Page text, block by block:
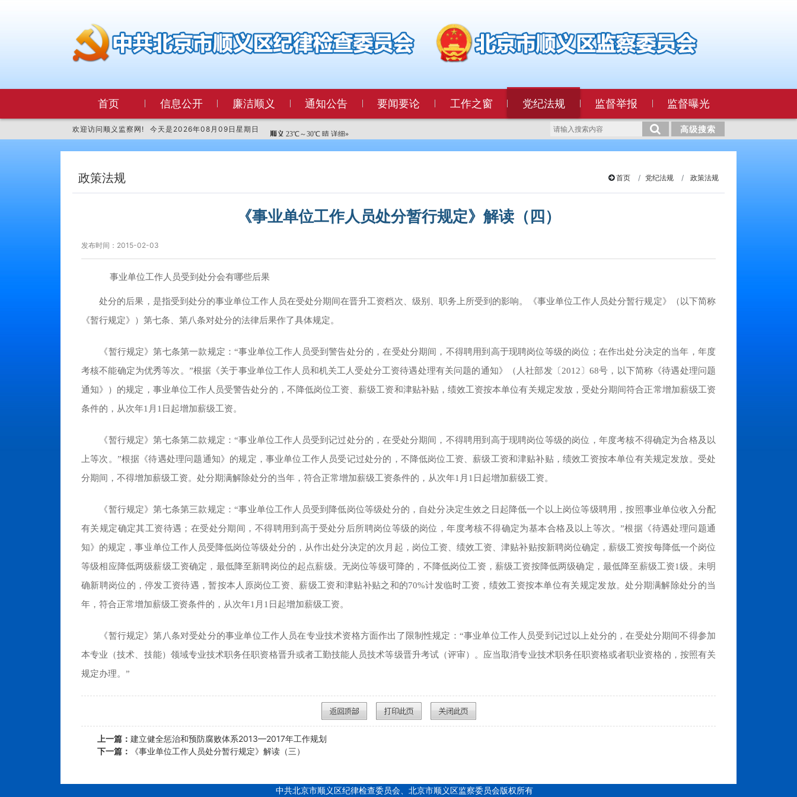
首页 信息公开 廉洁顺义 通知公告 要闻要论 工作之窗 党纪法规 监督举报 监督曝光
欢迎访问顺义监察网! 今天是 2026年08月09日星期日 高级搜索
政策法规 首页 党纪法规 政策法规
《事业单位工作人员处分暂行规定》解读（四）
发布时间：2015-02-03
事业单位工作人员受到处分会有哪些后果
处分的后果，是指受到处分的事业单位工作人员在受处分期间在晋升工资档次、级别、职务上所受到的影响。《事业单位工作人员处分暂行规定》（以下简称
《暂行规定》）第七条、第八条对处分的法律后果作了具体规定。
《暂行规定》第七条第一款规定：“事业单位工作人员受到警告处分的，在受处分期间，不得聘用到高于现聘岗位等级的岗位；在作出处分决定的当年，年度
考核不能确定为优秀等次。”根据《关于事业单位工作人员和机关工人受处分工资待遇处理有关问题的通知》（人社部发〔2012〕68号，以下简称《待遇处理问题
通知》）的规定，事业单位工作人员受警告处分的，不降低岗位工资、薪级工资和津贴补贴，绩效工资按本单位有关规定发放，受处分期间符合正常增加薪级工资
条件的，从次年1月1日起增加薪级工资。
《暂行规定》第七条第二款规定：“事业单位工作人员受到记过处分的，在受处分期间，不得聘用到高于现聘岗位等级的岗位，年度考核不得确定为合格及以
上等次。”根据《待遇处理问题通知》的规定，事业单位工作人员受记过处分的，不降低岗位工资、薪级工资和津贴补贴，绩效工资按本单位有关规定发放。受处
分期间，不得增加薪级工资。处分期满解除处分的当年，符合正常增加薪级工资条件的，从次年1月1日起增加薪级工资。
《暂行规定》第七条第三款规定：“事业单位工作人员受到降低岗位等级处分的，自处分决定生效之日起降低一个以上岗位等级聘用，按照事业单位收入分配
有关规定确定其工资待遇；在受处分期间，不得聘用到高于受处分后所聘岗位等级的岗位，年度考核不得确定为基本合格及以上等次。”根据《待遇处理问题通
知》的规定，事业单位工作人员受降低岗位等级处分的，从作出处分决定的次月起，岗位工资、绩效工资、津贴补贴按新聘岗位确定，薪级工资按每降低一个岗位
等级相应降低两级薪级工资确定，最低降至新聘岗位的起点薪级。无岗位等级可降的，不降低岗位工资，薪级工资按降低两级确定，最低降至薪级工资1级。未明
确新聘岗位的，停发工资待遇，暂按本人原岗位工资、薪级工资和津贴补贴之和的70%计发临时工资，绩效工资按本单位有关规定发放。处分期满解除处分的当
年，符合正常增加薪级工资条件的，从次年1月1日起增加薪级工资。
《暂行规定》第八条对受处分的事业单位工作人员在专业技术资格方面作出了限制性规定：“事业单位工作人员受到记过以上处分的，在受处分期间不得参加
本专业（技术、技能）领域专业技术职务任职资格晋升或者工勤技能人员技术等级晋升考试（评审）。应当取消专业技术职务任职资格或者职业资格的，按照有关
规定办理。”
上一篇： 建立健全惩治和预防腐败体系2013—2017年工作规划
下一篇：
《事业单位工作人员处分暂行规定》解读（三）
中共北京市顺义区纪律检查委员会、北京市顺义区监察委员会版权所有